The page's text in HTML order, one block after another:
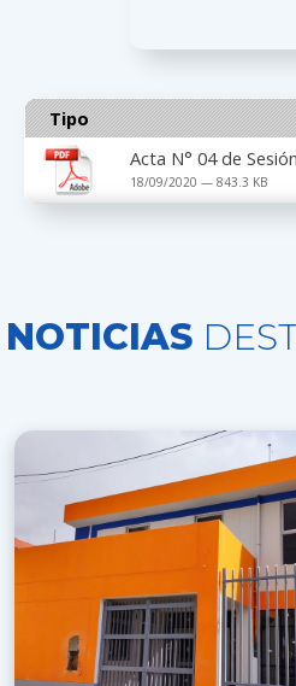
Tipo
Acta N° 04 de
18/09/2020 — 843.3 KB
NOTICIAS